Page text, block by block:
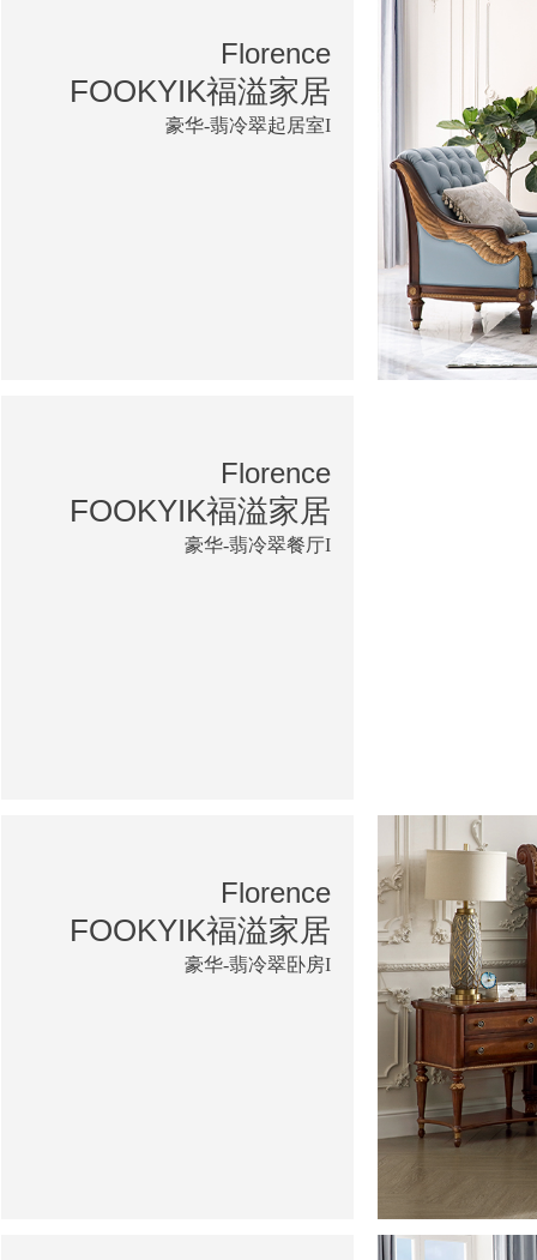
Florence
FOOKYIK福溢家居
豪华-翡冷翠起居室I
Florence
FOOKYIK福溢家居
豪华-翡冷翠餐厅I
Florence
FOOKYIK福溢家居
豪华-翡冷翠卧房I